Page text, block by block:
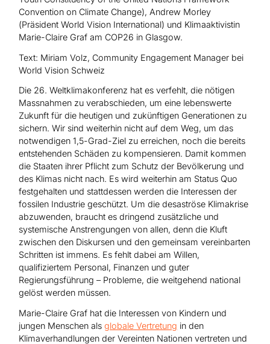
Convention on Climate Change), Andrew Morley
(Präsident World Vision International) und Klimaaktivistin
Marie-Claire Graf am COP26 in Glasgow.
Text: Miriam Volz, Community Engagement Manager bei
World Vision Schweiz
Die 26. Weltklimakonferenz hat es verfehlt, die nötigen
Massnahmen zu verabschieden, um eine lebenswerte
Zukunft für die heutigen und zukünftigen Generationen zu
sichern. Wir sind weiterhin nicht auf dem Weg, um das
notwendigen 1,5-Grad-Ziel zu erreichen, noch die bereits
entstehenden Schäden zu kompensieren. Damit kommen
die Staaten ihrer Pflicht zum Schutz der Bevölkerung und
des Klimas nicht nach. Es wird weiterhin am Status Quo
festgehalten und stattdessen werden die Interessen der
fossilen Industrie geschützt. Um die desaströse Klimakrise
abzuwenden, braucht es dringend zusätzliche und
systemische Anstrengungen von allen, denn die Kluft
zwischen den Diskursen und den gemeinsam vereinbarten
Schritten ist immens. Es fehlt dabei am Willen,
qualifiziertem Personal, Finanzen und guter
Regierungsführung – Probleme, die weitgehend national
gelöst werden müssen.
Marie-Claire Graf hat die Interessen von Kindern und
jungen Menschen alsglobale Vertretung in den
Klimaverhandlungen der Vereinten Nationen vertreten und